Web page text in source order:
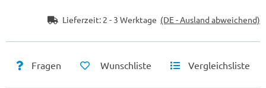
Lieferzeit: 2 - 3 Werktage (DE - Ausland abweichend)
Fragen Wunschliste Vergleichsliste